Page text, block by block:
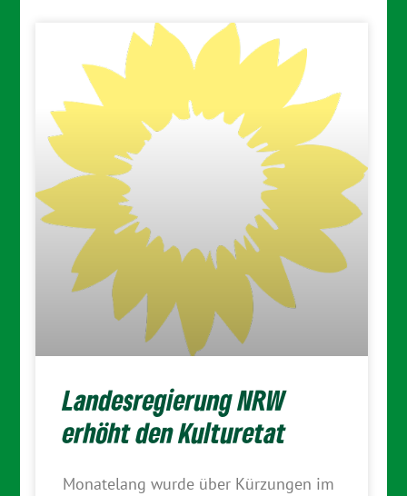
Landesregierung NRW
erhöht den Kulturetat
Monatelang wurde über Kürzungen im